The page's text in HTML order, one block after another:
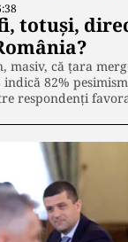
totuși,
masiv, că țara
indică 82%
respondenți